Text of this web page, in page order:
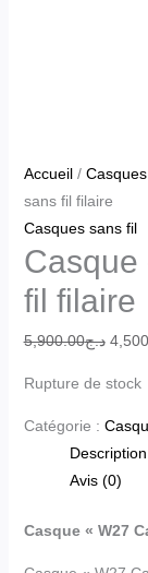
Accueil/ Casques
sans fil filaire
Casques sans fil
Casque
fil filaire
د.ج5,900.00
Rupture de stock
Catégorie :
Description
Avis (0)
Casque « W27